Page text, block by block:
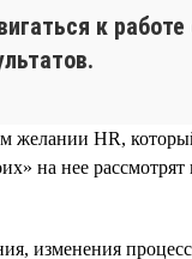
к
желании HR,
на нее
изменения